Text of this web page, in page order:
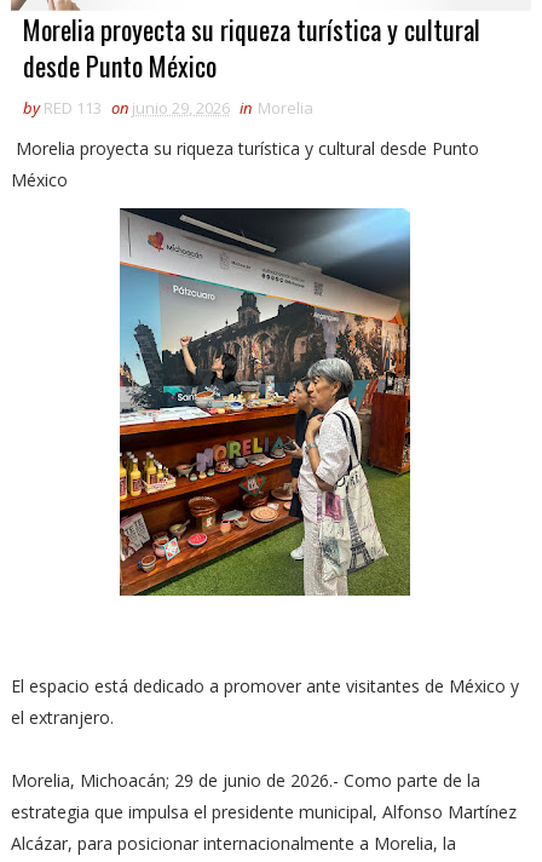
Morelia proyecta su riqueza turística y cultural
desde Punto México
by RED 113 on junio 29, 2026 in Morelia
Morelia proyecta su riqueza turística y cultural desde Punto
México
El espacio está dedicado a promover ante visitantes de México y
el extranjero.
Morelia, Michoacán; 29 de junio de 2026.- Como parte de la
estrategia que impulsa el presidente municipal, Alfonso Martínez
Alcázar, para posicionar internacionalmente a Morelia, la